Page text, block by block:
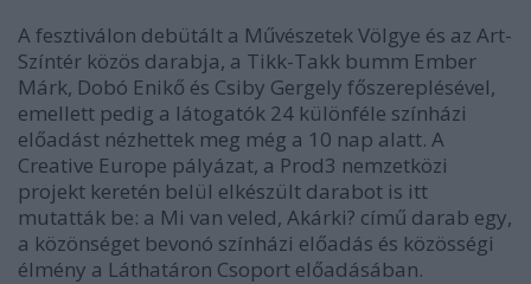
A fesztiválon debütált a Művészetek Völgye és az Art-
Színtér közös darabja, a Tikk-Takk bumm Ember
Márk, Dobó Enikő és Csiby Gergely főszereplésével,
emellett pedig a látogatók 24 különféle színházi
előadást nézhettek meg még a 10 nap alatt. A
Creative Europe pályázat, a Prod3 nemzetközi
projekt keretén belül elkészült darabot is itt
mutatták be: a Mi van veled, Akárki? című darab egy,
a közönséget bevonó színházi előadás és közösségi
élmény a Láthatáron Csoport előadásában.